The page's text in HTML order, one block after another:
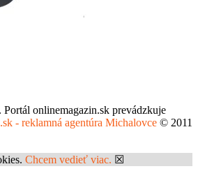
onlinemagazin.sk prevádzkuje
- reklamná agentúra Michalovce © 2011
Chcem vedieť viac. ☒